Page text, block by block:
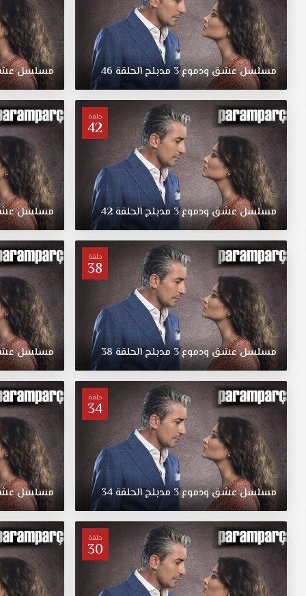
الفقيرة
وحدث
هذا
الخطأ
بسبب
تشابه
أسماء
العائلتين.
مسلسلعشقودموع3 مدبلجالحلقة 46 مسلسل
حلقة
42
مسلسلعشقودموع3 مدبلجالحلقة42 مسلسل
حلقة
38
مسلسلعشقودموع3 مدبلجالحلقة 38 مسلسل
حلقة
34
مسلسلعشقودموع3 مدبلجالحلقة34 مسلسل
حلقة
30